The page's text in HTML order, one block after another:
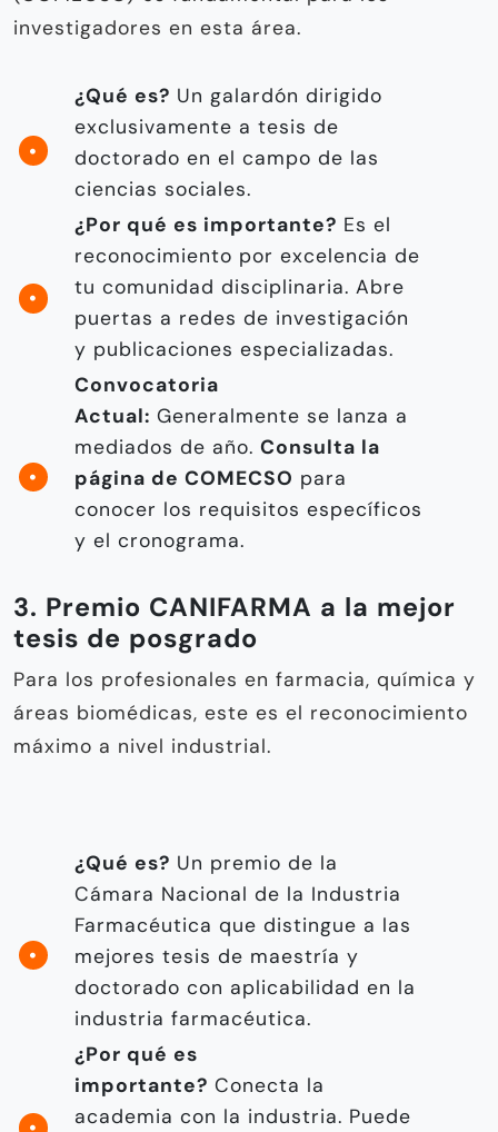
investigadores en esta área.
¿Qué es? Un galardón dirigido
exclusivamente a tesis de
doctorado en el campo de las
ciencias sociales.
¿Por qué es importante? Es el
reconocimiento por excelencia de
tu comunidad disciplinaria. Abre
puertas a redes de investigación
y publicaciones especializadas.
Convocatoria
Actual: Generalmente se lanza a
mediados de año. Consulta la
página de COMECSO para
conocer los requisitos específicos
y el cronograma.
3. Premio CANIFARMA a la mejor
tesis de posgrado
Para los profesionales en farmacia, química y
áreas biomédicas, este es el reconocimiento
máximo a nivel industrial.
¿Qué es? Un premio de la
Cámara Nacional de la Industria
Farmacéutica que distingue a las
mejores tesis de maestría y
doctorado con aplicabilidad en la
industria farmacéutica.
¿Por qué es
importante? Conecta la
academia con la industria. Puede